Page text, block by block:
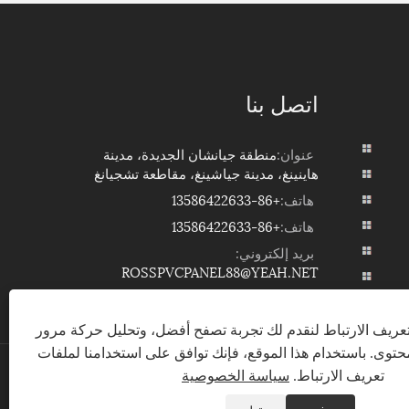
اتصل بنا
عنوان:منطقة جيانشان الجديدة، مدينة
هاينينغ، مدينة جياشينغ، مقاطعة تشجيانغ
هاتف:+86-13586422633
هاتف:+86-13586422633
بريد إلكتروني:
ROSSPVCPANEL88@YEAH.NET
الارتباط لنقدم لك تجربة تصفح أفضل، وتحليل حركة مرور
باستخدام هذا الموقع، فإنك توافق على استخدامنا لملفات
تعريف الارتباط. سياسة الخصوصية